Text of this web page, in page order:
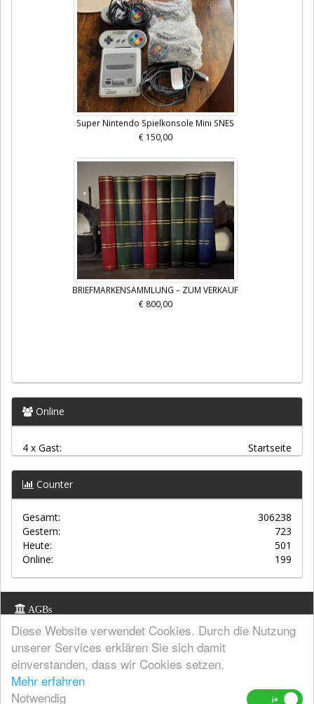
Diese Website verwendet Cookies. Durch die Nutzung
unserer Services erklären Sie sich damit
einverstanden, dass wir Cookies setzen.
Mehr erfahren
Notwendig
Super Nintendo Spielkonsole Mini SNES
€ 150,00
BRIEFMARKENSAMMLUNG – ZUM VERKAUF
€ 800,00
Online
4 x Gast: Startseite
Counter
Gesamt:
306238
Gestern:
723
Heute:
501
Online:
199
AGBs
Kontakt
Datenschutz
Widerrufsrecht